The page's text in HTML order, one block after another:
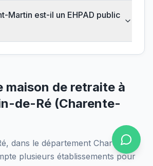
Martin est-il un EHPAD public
maison de retraite à
de-Ré (Charente-
, dans le département Charente-
plusieurs établissements pour